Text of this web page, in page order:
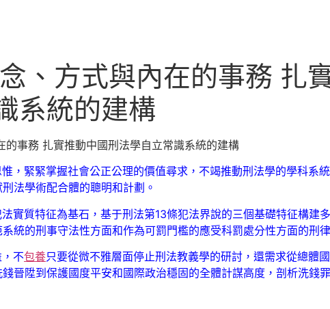
、方式與內在的事務 扎
系統的建構
事務 扎實推動中國刑法學自立常識系統的建構
，緊緊掌握社會公正公理的價值尋求，不竭推動刑法學的學科系
法學術配合體的聰明和計劃。
實質特征為基石，基于刑法第13條犯法界說的三個基礎特征構建
統的刑事守法性方面和作為可罰門檻的應受科罰處分性方面的刑
不包養只要從微不雅層面停止刑法教義學的研討，還需求從總體
晉陞到保護國度平安和國際政治穩固的全體計謀高度，剖析洗錢